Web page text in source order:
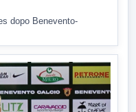
dopo Benevento-